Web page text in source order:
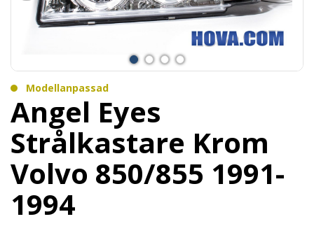
Modellanpassad
Angel Eyes
Strålkastare Krom
Volvo 850/855 1991-
1994